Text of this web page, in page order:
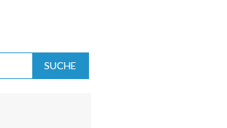
SUCHE